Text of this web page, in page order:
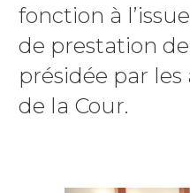
fonction à
de prestation
présidée par
de la Cour.